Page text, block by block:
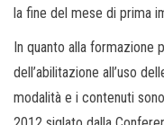
la fine del mese di prima
In quanto alla formazione
dell’abilitazione all’uso
modalità e i contenuti